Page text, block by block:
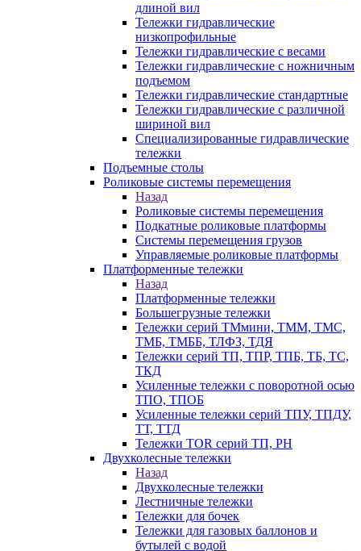
длиной вил
Тележки гидравлические
низкопрофильные
Тележки гидравлические с весами
Тележки гидравлические с ножничным
подъемом
Тележки гидравлические стандартные
Тележки гидравлические с различной
шириной вил
Специализированные гидравлические
тележки
Подъемные столы
Роликовые системы перемещения
Назад
Роликовые системы перемещения
Подкатные роликовые платформы
Системы перемещения грузов
Управляемые роликовые платформы
Платформенные тележки
Назад
Платформенные тележки
Большегрузные тележки
Тележки серий ТМмини, ТММ, ТМС,
ТМБ, ТМББ, ТЛФЗ, ТДЯ
Тележки серий ТП, ТПР, ТПБ, ТБ, ТС,
ТКД
Усиленные тележки с поворотной осью
ТПО, ТПОБ
Усиленные тележки серий ТПУ, ТПДУ,
ТТ, ТТД
Тележки TOR серий ТП, PH
Двухколесные тележки
Назад
Двухколесные тележки
Лестничные тележки
Тележки для бочек
Тележки для газовых баллонов и
бутылей с водой